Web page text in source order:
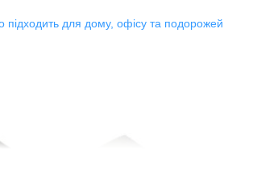
підходить для дому, офісу та подорожей